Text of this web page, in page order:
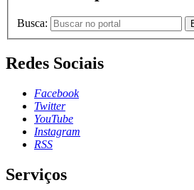
Busca:
Redes Sociais
Facebook
Twitter
YouTube
Instagram
RSS
Serviços